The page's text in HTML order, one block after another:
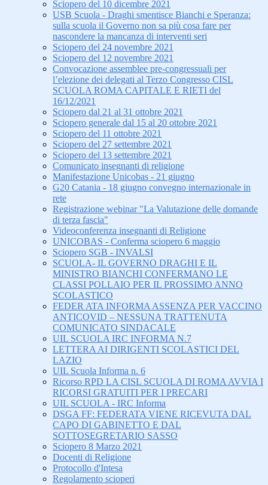
Sciopero del 10 dicembre 2021
USB Scuola - Draghi smentisce Bianchi e Speranza:
sulla scuola il Governo non sa più cosa fare per
nascondere la mancanza di interventi seri
Sciopero del 24 novembre 2021
Sciopero del 12 novembre 2021
Convocazione assemblee pre-congressuali per
l’elezione dei delegati al Terzo Congresso CISL
SCUOLA ROMA CAPITALE E RIETI del
16/12/2021
Sciopero dal 21 al 31 ottobre 2021
Sciopero generale dal 15 al 20 ottobre 2021
Sciopero del 11 ottobre 2021
Sciopero del 27 settembre 2021
Sciopero del 13 settembre 2021
Comunicato insegnanti di religione
Manifestazione Unicobas - 21 giugno
G20 Catania - 18 giugno convegno internazionale in
rete
Registrazione webinar "La Valutazione delle domande
di terza fascia"
Videoconferenza insegnanti di Religione
UNICOBAS - Conferma sciopero 6 maggio
Sciopero SGB - INVALSI
SCUOLA- IL GOVERNO DRAGHI E IL
MINISTRO BIANCHI CONFERMANO LE
CLASSI POLLAIO PER IL PROSSIMO ANNO
SCOLASTICO
FEDER ATA INFORMA ASSENZA PER VACCINO
ANTICOVID – NESSUNA TRATTENUTA
COMUNICATO SINDACALE
UIL SCUOLA IRC INFORMA N.7
LETTERA AI DIRIGENTI SCOLASTICI DEL
LAZIO
UIL Scuola Informa n. 6
Ricorso RPD LA CISL SCUOLA DI ROMA AVVIA I
RICORSI GRATUITI PER I PRECARI
UIL SCUOLA - IRC Informa
DSGA FF: FEDERATA VIENE RICEVUTA DAL
CAPO DI GABINETTO E DAL
SOTTOSEGRETARIO SASSO
Sciopero 8 Marzo 2021
Docenti di Religione
Protocollo d'Intesa
Regolamento scioperi